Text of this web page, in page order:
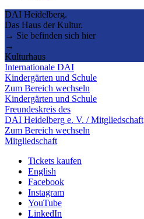
DAI Heidelberg.
Das Haus der Kultur.
→ Sie befinden sich hier
→
Kulturhaus
Internationale DAI
Kindergärten und Schule
Zum Bereich wechseln
Kindergärten und Schule
Freundeskreis des
DAI Heidelberg e. V. / Mitgliedschaft
Zum Bereich wechseln
Mitgliedschaft
Tickets kaufen
English
Facebook
Instagram
YouTube
LinkedIn